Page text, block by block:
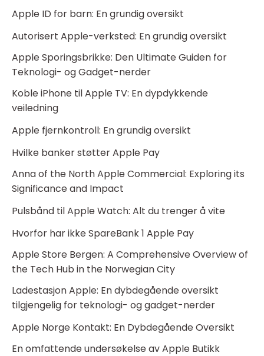
Apple ID for barn: En grundig oversikt
Autorisert Apple-verksted: En grundig oversikt
Apple Sporingsbrikke: Den Ultimate Guiden for
Teknologi- og Gadget-nerder
Koble iPhone til Apple TV: En dypdykkende
veiledning
Apple fjernkontroll: En grundig oversikt
Hvilke banker støtter Apple Pay
Anna of the North Apple Commercial: Exploring its
Significance and Impact
Pulsbånd til Apple Watch: Alt du trenger å vite
Hvorfor har ikke SpareBank 1 Apple Pay
Apple Store Bergen: A Comprehensive Overview of
the Tech Hub in the Norwegian City
Ladestasjon Apple: En dybdegående oversikt
tilgjengelig for teknologi- og gadget-nerder
Apple Norge Kontakt: En Dybdegående Oversikt
En omfattende undersøkelse av Apple Butikk